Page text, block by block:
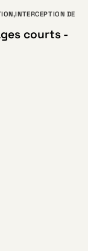
,INTERCEPTION DE
courts -